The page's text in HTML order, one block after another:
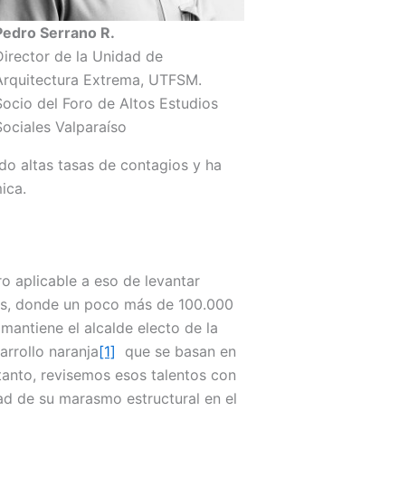
Serrano R.
de la Unidad de
Extrema, UTFSM.
del Foro de Altos Estudios
Valparaíso
altas tasas de contagios y ha
aplicable a eso de levantar
donde un poco más de 100.000
el alcalde electo de la
naranja[1] que se basan en
revisemos esos talentos con
de su marasmo estructural en el